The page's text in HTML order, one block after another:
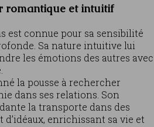
romantique et intuitif
est connue pour sa sensibilité
Sa nature intuitive lui
les émotions des autres avec
la pousse à rechercher
dans ses relations. Son
la transporte dans des
d’idéaux, enrichissant sa vie et